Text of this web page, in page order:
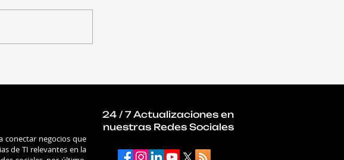
conectar negocios que
de TI relevantes en la
24 / 7 Actualizaciones en
nuestras Redes Sociales